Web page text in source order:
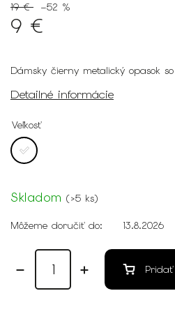
19 € –52 %
9 €
Dámsky čierny metalický opasok
Detailné informácie
Veľkosť
Skladom (>5 ks)
Môžeme doručiť do: 13.8.2026